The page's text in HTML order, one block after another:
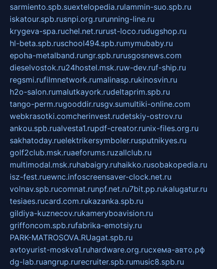
sarmiento.spb.suextelopedia.rulammin-suo.spb.ru
iskatour.spb.rusnpi.org.rurunning-line.ru
krygeva-spa.ruchel.net.rurust-loco.rudugshop.ru
hl-beta.spb.ruschool494.spb.rumymubaby.ru
epoha-metalband.rungr.spb.rurusgosnews.com
dieselvostok.ru24hostel.msk.ruw-dev.ruf-ship.ru
regsmi.rufilmnetwork.rumalinasp.rukinosvin.ru
h2o-salon.rumalutkayork.rudeltaprim.spb.ru
tango-perm.rugooddir.rusgv.sumultiki-online.com
webkrasotki.comcherinvest.rudetskiy-ostrov.ru
ankou.spb.rualvesta1.rupdf-creator.runix-files.org.ru
sakhatoday.ruelektrikersymboler.rusputnikyes.ru
golf2club.msk.ruaeforums.ruzallclub.ru
multimodal.msk.ruhabaigry.ruhaikko.rusobakopedia.ru
isz-fest.ruewnc.infoscreensaver-clock.net.ru
volnav.spb.rucomnat.runpf.net.ru7bit.pp.rukalugatur.ru
tesiaes.rucard.com.rukazanka.spb.ru
gildiya-kuznecov.rukameryboavision.ru
griffoncom.spb.rufabrika-emotsiy.ru
PARK-MATROSOVA.RUagat.spb.ru
avtoyurist-moskva1.ruhardware.org.ruсхема-авто.рф
dg-lab.ruangrup.rurecruiter.spb.rumusic8.spb.ru